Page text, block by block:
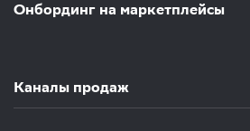
Онбординг на маркетплейсы
Каналы продаж